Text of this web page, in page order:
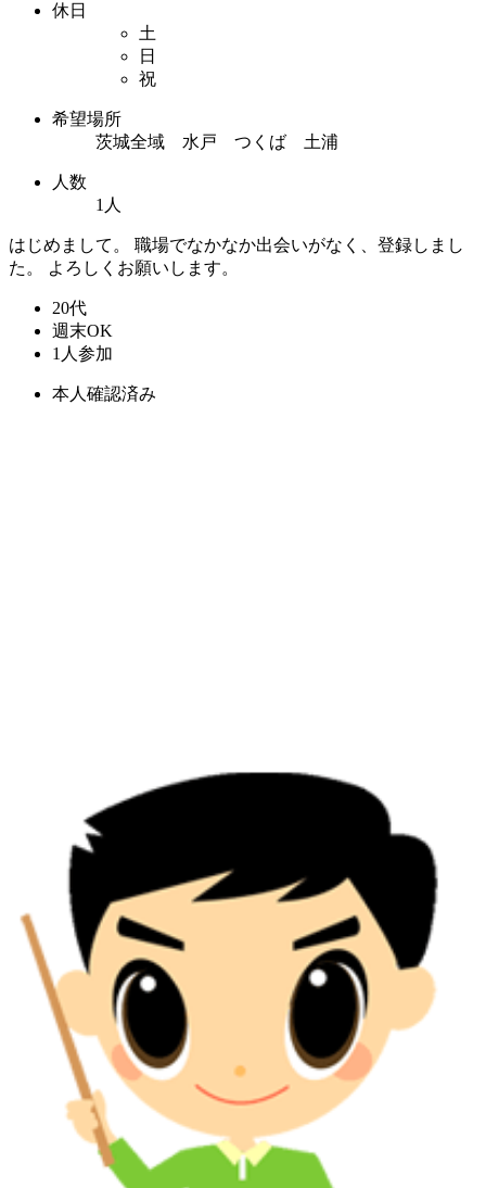
休日
土
日
祝
希望場所
茨城全域 水戸 つくば 土浦
人数
1人
はじめまして。 職場でなかなか出会いがなく、登録しまし
た。 よろしくお願いします。
20代
週末OK
1人参加
本人確認済み